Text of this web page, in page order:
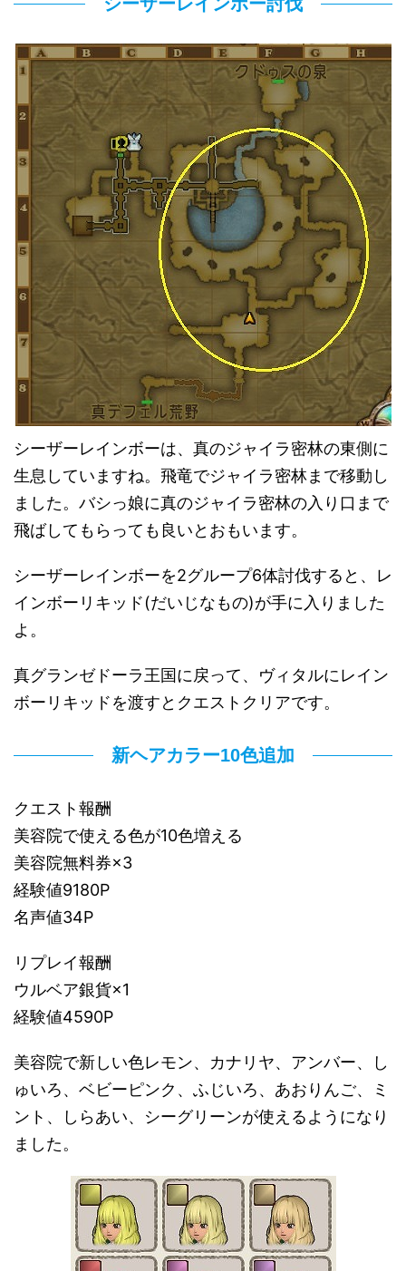
シーザーレインボーは、真のジャイラ密林の東側に
生息していますね。飛竜でジャイラ密林まで移動し
ました。バシっ娘に真のジャイラ密林の入り口まで
飛ばしてもらっても良いとおもいます。
シーザーレインボーを2グループ6体討伐すると、レ
インボーリキッド(だいじなもの)が手に入りました
よ。
真グランゼドーラ王国に戻って、ヴィタルにレイン
ボーリキッドを渡すとクエストクリアです。
新ヘアカラー10色追加
クエスト報酬
美容院で使える色が10色増える
美容院無料券×3
経験値9180P
名声値34P
リプレイ報酬
ウルベア銀貨×1
経験値4590P
美容院で新しい色レモン、カナリヤ、アンバー、し
ゅいろ、ベビーピンク、ふじいろ、あおりんご、ミ
ント、しらあい、シーグリーンが使えるようになり
ました。